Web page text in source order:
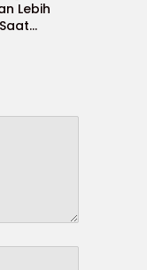
Lebih